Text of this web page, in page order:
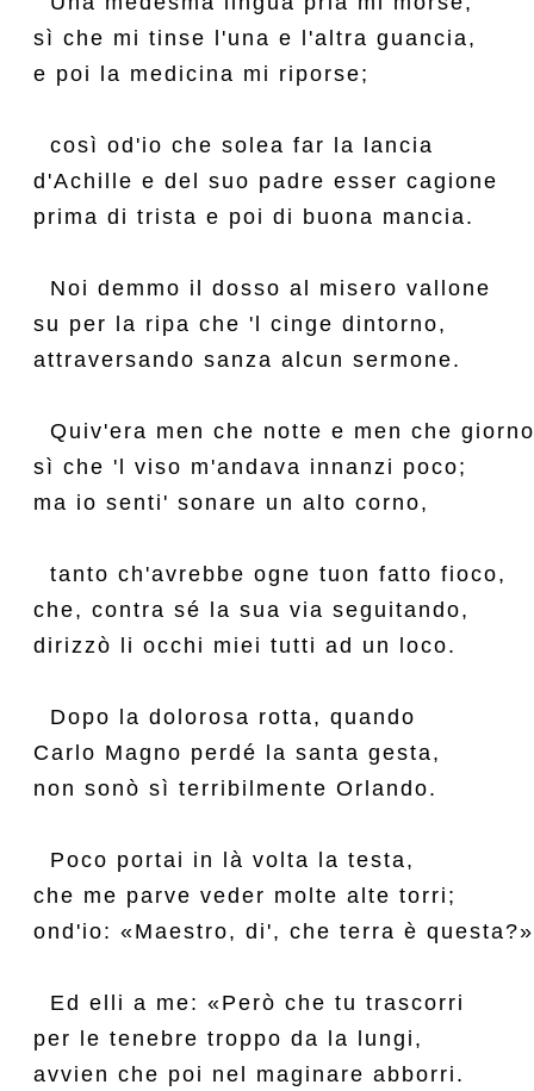
sì che mi tinse l'una e l'altra guancia,
e poi la medicina mi riporse;
  così od'io che solea far la lancia
d'Achille e del suo padre esser cagione
prima di trista e poi di buona mancia.
  Noi demmo il dosso al misero vallone
su per la ripa che 'l cinge dintorno,
attraversando sanza alcun sermone.
Quiv'era men che notte e men che
sì che 'l viso m'andava innanzi poco;
ma io senti' sonare un alto corno,
  tanto ch'avrebbe ogne tuon fatto fioco,
che, contra sé la sua via seguitando,
dirizzò li occhi miei tutti ad un loco.
  Dopo la dolorosa rotta, quando
Carlo Magno perdé la santa gesta,
non sonò sì terribilmente Orlando.
  Poco portai in là volta la testa,
che me parve veder molte alte torri;
ond'io: «Maestro, di', che terra è
  Ed elli a me: «Però che tu trascorri
per le tenebre troppo da la lungi,
avvien che poi nel maginare abborri.